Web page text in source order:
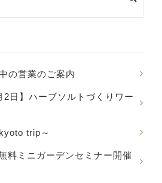
の営業のご案内
2日】ハーブソルトづくりワー
trip～
料ミニガーデンセミナー開催